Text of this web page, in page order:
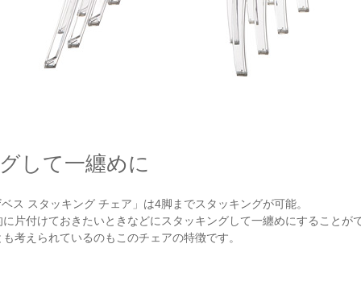
して一纏めに
ス スタッキング チェア」は4脚までスタッキングが可能。
片付けておきたいときなどにスタッキングして一纏めにすることが
考えられているのもこのチェアの特徴です。